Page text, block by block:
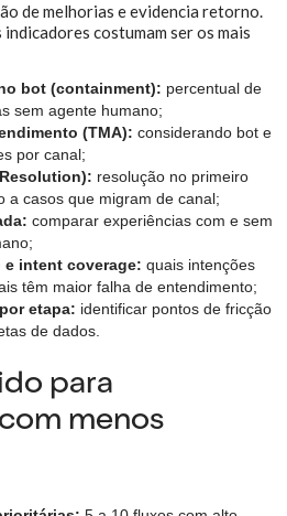
de melhorias e evidencia retorno.
costumam ser os mais
bot (containment): percentual de
sem agente humano;
(TMA): considerando bot e
por canal;
resolução no primeiro
a casos que migram de canal;
comparar experiências com e sem
intent coverage: quais intenções
têm maior falha de entendimento;
etapa: identificar pontos de fricção
de dados.
para
menos